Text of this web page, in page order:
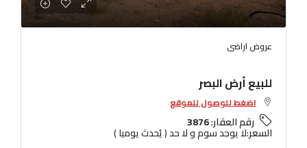
عروض اراضى
للبيع أرض البصر
اضغط للوصول للموقع
رقم العقار:3876
السعر:لا يوجد سوم و لا حد ( يُحدث يوميا )